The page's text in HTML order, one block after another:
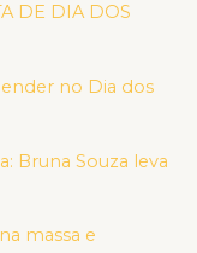
DE DIA DOS
no Dia dos
Bruna Souza leva
massa e